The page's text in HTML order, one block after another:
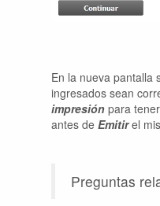
En la nueva pantalla
ingresados sean
impresión para
antes de Emitirel
Preguntas